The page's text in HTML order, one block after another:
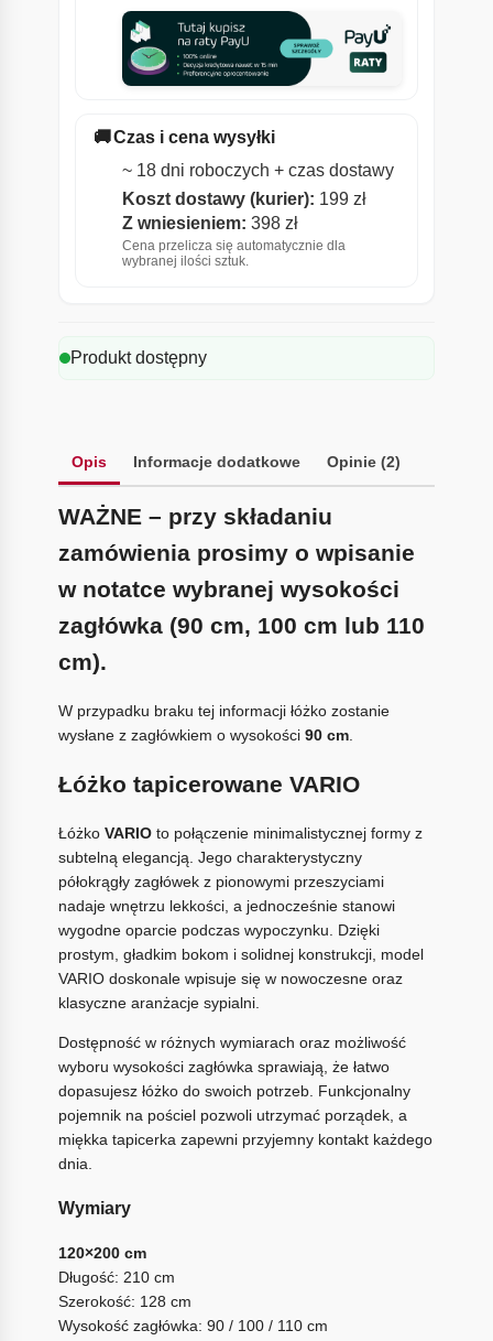
🚚Czas i cena wysyłki
~ 18 dni roboczych + czas dostawy
Koszt dostawy (kurier): 199 zł
Z wniesieniem: 398 zł
Cena przelicza się automatycznie dla
wybranej ilości sztuk.
Produkt dostępny
Opis Informacje dodatkowe Opinie (2)
WAŻNE – przy składaniu
zamówienia prosimy o wpisanie
w notatce wybranej wysokości
zagłówka (90 cm, 100 cm lub 110
cm).
W przypadku braku tej informacji łóżko zostanie
wysłane z zagłówkiem o wysokości 90 cm.
Łóżko tapicerowane VARIO
Łóżko VARIOto połączenie minimalistycznej formy z
subtelną elegancją. Jego charakterystyczny
półokrągły zagłówek z pionowymi przeszyciami
nadaje wnętrzu lekkości, a jednocześnie stanowi
wygodne oparcie podczas wypoczynku. Dzięki
prostym, gładkim bokom i solidnej konstrukcji, model
VARIO doskonale wpisuje się w nowoczesne oraz
klasyczne aranżacje sypialni.
Dostępność w różnych wymiarach oraz możliwość
wyboru wysokości zagłówka sprawiają, że łatwo
dopasujesz łóżko do swoich potrzeb. Funkcjonalny
pojemnik na pościel pozwoli utrzymać porządek, a
miękka tapicerka zapewni przyjemny kontakt każdego
dnia.
Wymiary
120×200 cm
Długość: 210 cm
Szerokość: 128 cm
Wysokość zagłówka: 90 / 100 / 110 cm